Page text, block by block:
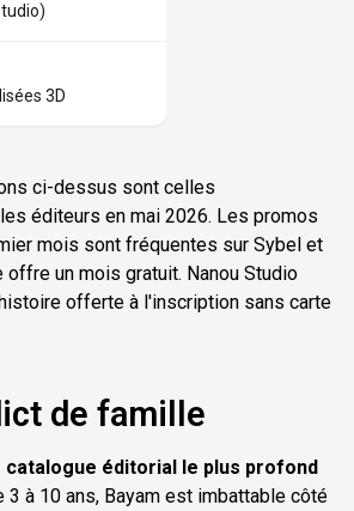
3D
ci-dessus sont celles
éditeurs en mai 2026. Les promos
mois sont fréquentes sur Sybel et
un mois gratuit. Nanou Studio
offerte à l'inscription sans carte
de famille
catalogue éditorial le plus profond
3 à 10 ans, Bayam est imbattable côté